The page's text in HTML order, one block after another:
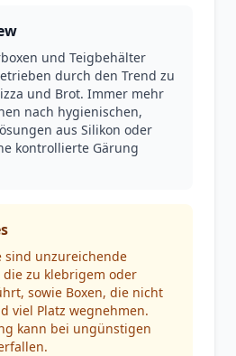
und Teigbehälter
durch den Trend zu
und Brot. Immer mehr
nach hygienischen,
aus Silikon oder
kontrollierte Gärung
sind unzureichende
zu klebrigem oder
sowie Boxen, die nicht
viel Platz wegnehmen.
kann bei ungünstigen